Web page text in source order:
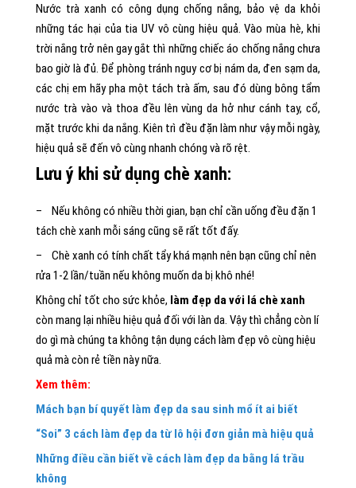
Nước trà xanh có công dụng chống nắng, bảo vệ da khỏi
những tác hại của tia UV vô cùng hiệu quả. Vào mùa hè, khi
trời nắng trở nên gay gắt thì những chiếc áo chống nắng chưa
bao giờ là đủ. Để phòng tránh nguy cơ bị nám da, đen sạm da,
các chị em hãy pha một tách trà ấm, sau đó dùng bông tẩm
nước trà vào và thoa đều lên vùng da hở như cánh tay, cổ,
mặt trước khi da nắng. Kiên trì đều đặn làm như vậy mỗi ngày,
hiệu quả sẽ đến vô cùng nhanh chóng và rõ rệt.
Lưu ý khi sử dụng chè xanh:
– Nếu không có nhiều thời gian, bạn chỉ cần uống đều đặn 1
tách chè xanh mỗi sáng cũng sẽ rất tốt đấy.
– Chè xanh có tính chất tẩy khá mạnh nên bạn cũng chỉ nên
rửa 1-2 lần/tuần nếu không muốn da bị khô nhé!
Không chỉ tốt cho sức khỏe, làm đẹp da với lá chè xanh
còn mang lại nhiều hiệu quả đối với làn da. Vậy thì chẳng còn lí
do gì mà chúng ta không tận dụng cách làm đẹp vô cùng hiệu
quả mà còn rẻ tiền này nữa.
Xem thêm:
Mách bạn bí quyết làm đẹp da sau sinh mổ ít ai biết
“Soi” 3 cách làm đẹp da từ lô hội đơn giản mà hiệu quả
Những điều cần biết về cách làm đẹp da bằng lá trầu
không